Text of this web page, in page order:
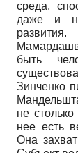
среда,
даже и
быть
Зинченко
не
нее есть
Она